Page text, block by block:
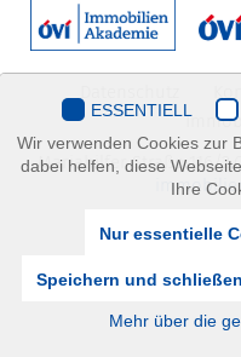
Mariahilfer Straße 116/
ESSENTIELL
Wir verwenden Cookies zur
dabei helfen, diese
Ihre
Nur essentielle
Speichern und schließen
Mehr über die